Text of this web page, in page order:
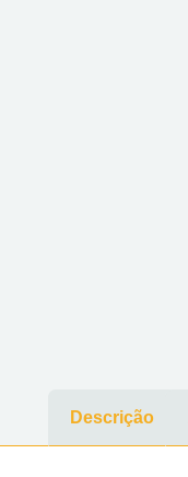
Descrição